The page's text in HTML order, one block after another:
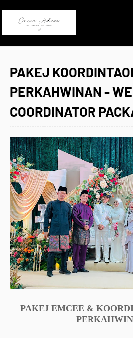
PAKEJ
PERKAHWINAN -
COORDINATOR
PAKEJ EMCEE &